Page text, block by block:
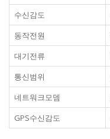
수신감도
동작전원
대기전류
통신범위
네트워크모뎀
GPS수신감도